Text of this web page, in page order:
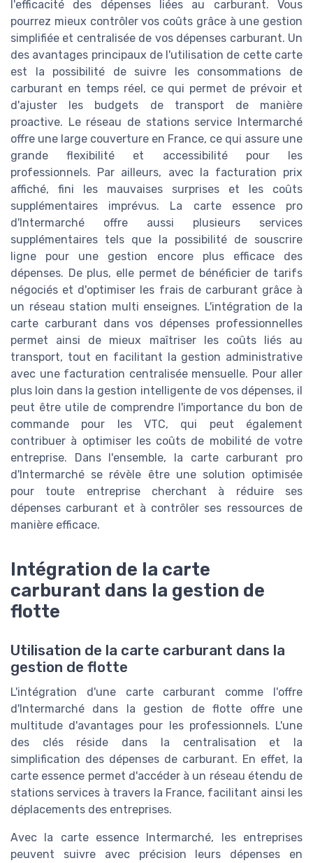
l'efficacité des dépenses liées au carburant. Vous
pourrez mieux contrôler vos coûts grâce à une gestion
simplifiée et centralisée de vos dépenses carburant. Un
des avantages principaux de l'utilisation de cette carte
est la possibilité de suivre les consommations de
carburant en temps réel, ce qui permet de prévoir et
d'ajuster les budgets de transport de manière
proactive. Le réseau de stations service Intermarché
offre une large couverture en France, ce qui assure une
grande flexibilité et accessibilité pour les
professionnels. Par ailleurs, avec la facturation prix
affiché, fini les mauvaises surprises et les coûts
supplémentaires imprévus. La carte essence pro
d'Intermarché offre aussi plusieurs services
supplémentaires tels que la possibilité de souscrire
ligne pour une gestion encore plus efficace des
dépenses. De plus, elle permet de bénéficier de tarifs
négociés et d'optimiser les frais de carburant grâce à
un réseau station multi enseignes. L'intégration de la
carte carburant dans vos dépenses professionnelles
permet ainsi de mieux maîtriser les coûts liés au
transport, tout en facilitant la gestion administrative
avec une facturation centralisée mensuelle. Pour aller
plus loin dans la gestion intelligente de vos dépenses, il
peut être utile de comprendre l'importance du bon de
commande pour les VTC, qui peut également
contribuer à optimiser les coûts de mobilité de votre
entreprise. Dans l'ensemble, la carte carburant pro
d'Intermarché se révèle être une solution optimisée
pour toute entreprise cherchant à réduire ses
dépenses carburant et à contrôler ses ressources de
manière efficace.
Intégration de la carte
carburant dans la gestion de
flotte
Utilisation de la carte carburant dans la
gestion de flotte
L'intégration d'une carte carburant comme l'offre
d'Intermarché dans la gestion de flotte offre une
multitude d'avantages pour les professionnels. L'une
des clés réside dans la centralisation et la
simplification des dépenses de carburant. En effet, la
carte essence permet d'accéder à un réseau étendu de
stations services à travers la France, facilitant ainsi les
déplacements des entreprises.
Avec la carte essence Intermarché, les entreprises
peuvent suivre avec précision leurs dépenses en